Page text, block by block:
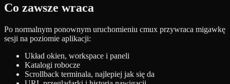
Co zawsze wraca
Po normalnym ponownym uruchomieniu cmux przywraca migawkę
sesji na poziomie aplikacji:
Układ okien, workspace i paneli
Katalogi robocze
Scrollback terminala, najlepiej jak się da